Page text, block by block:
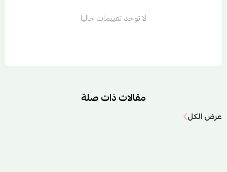
لا توجد تقييمات حاليا
مقالات ذات صلة
عرض الكل